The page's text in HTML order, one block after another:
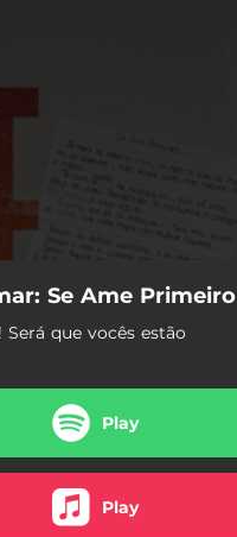
Se Ame Primeiro
Será que vocês estão
Play
Play